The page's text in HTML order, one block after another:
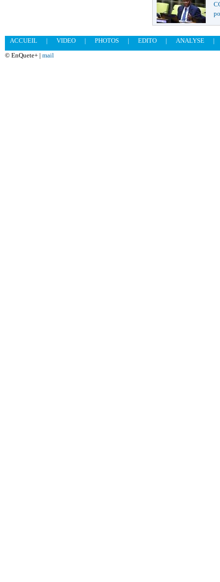
ACCUEIL | VIDEO | PHOTOS | EDITO | ANALYSE
|
© EnQuete+ | mail